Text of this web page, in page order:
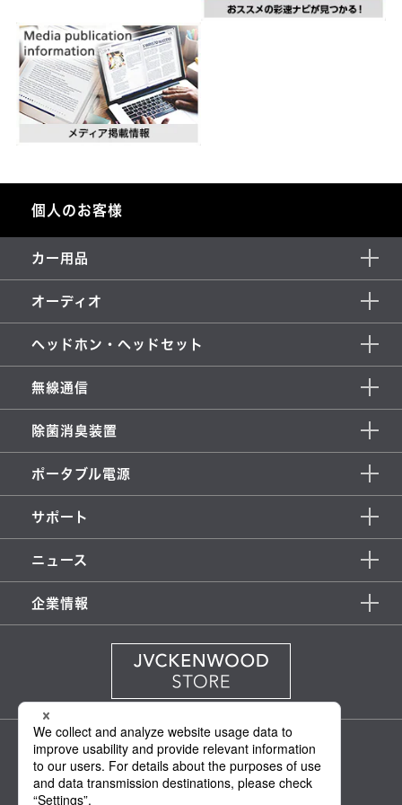
個人のお客様
カー用品
オーディオ
ヘッドホン・ヘッドセット
無線通信
除菌消臭装置
ポータブル電源
サポート
ニュース
企業情報